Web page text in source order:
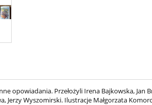
opowiadania. Przełożyli Irena Bajkowska, Jan
Jerzy Wyszomirski. Ilustracje Małgorzata